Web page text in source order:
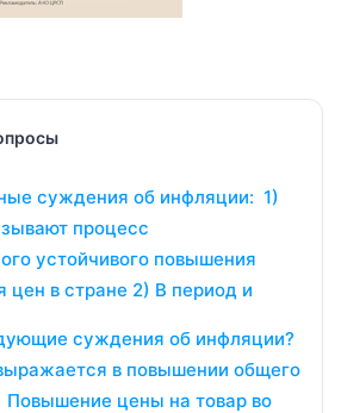
суждения об инфляции: 1)
процесс
устойчивого повышения
цен в стране 2) В период и
суждения об инфляции?
в повышении общего
Повышение цены на товар во